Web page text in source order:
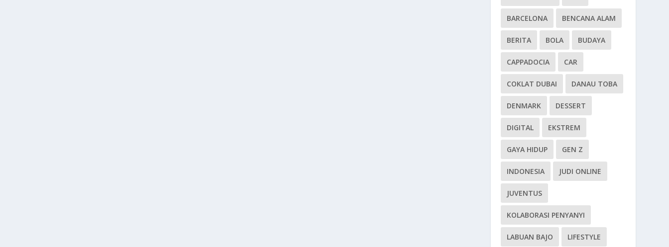
BARCELONA BENCANA ALAM
BERITA BOLA BUDAYA
CAPPADOCIA CAR
COKLAT DUBAI DANAU TOBA
DENMARK DESSERT
DIGITAL EKSTREM
GAYA HIDUP GEN Z
INDONESIA JUDI ONLINE
JUVENTUS
KOLABORASI PENYANYI
LABUAN BAJO LIFESTYLE